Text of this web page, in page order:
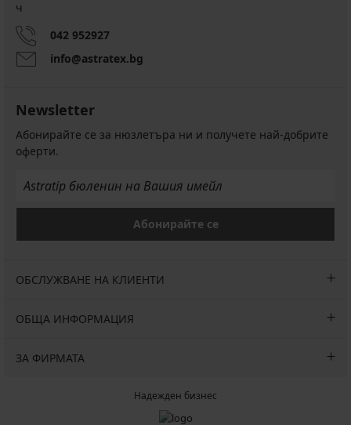
ч
042 952927
info@astratex.bg
Newsletter
Абонирайте се за нюзлетъра ни и получете най-добрите
оферти.
Абонирайте се
ОБСЛУЖВАНЕ НА КЛИЕНТИ
ОБЩА ИНФОРМАЦИЯ
ЗА ФИРМАТА
Надежден бизнес